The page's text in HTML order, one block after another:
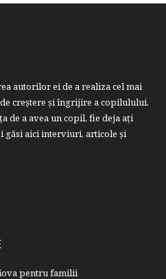
autorilor ei de a realiza cel mai
creştere şi îngrijire a copilulului.
de a avea un copil, fie deja aţi
găsi aici interviuri, articole şi
pentru familii